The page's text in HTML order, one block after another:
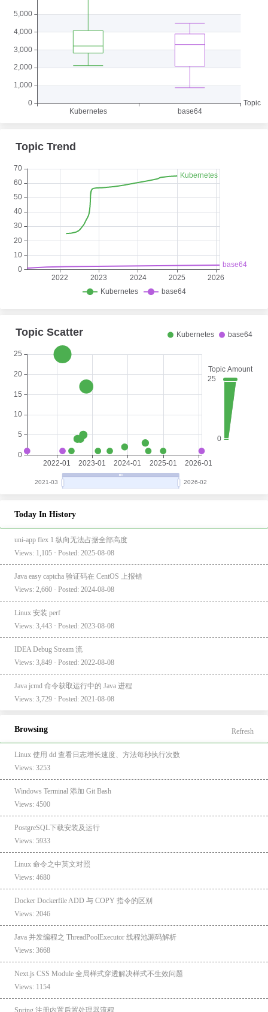
Today In History
uni-app flex 1 纵向无法占据全部高度
Views: 1,105 · Posted: 2025-08-08
Java easy captcha 验证码在 CentOS 上报错
Views: 2,660 · Posted: 2024-08-08
Linux 安装 perf
Views: 3,443 · Posted: 2023-08-08
IDEA Debug Stream 流
Views: 3,849 · Posted: 2022-08-08
Java jcmd 命令获取运行中的 Java 进程
Views: 3,729 · Posted: 2021-08-08
Browsing Refresh
Linux 使用 dd 查看日志增长速度、方法每秒执行次数
Views: 3253
Windows Terminal 添加 Git Bash
Views: 4500
PostgreSQL下载安装及运行
Views: 5933
Linux 命令之中英文对照
Views: 4680
Docker Dockerfile ADD 与 COPY 指令的区别
Views: 2046
Java 并发编程之 ThreadPoolExecutor 线程池源码解析
Views: 3668
Next.js CSS Module 全局样式穿透解决样式不生效问题
Views: 1154
Spring 注册内置后置处理器流程